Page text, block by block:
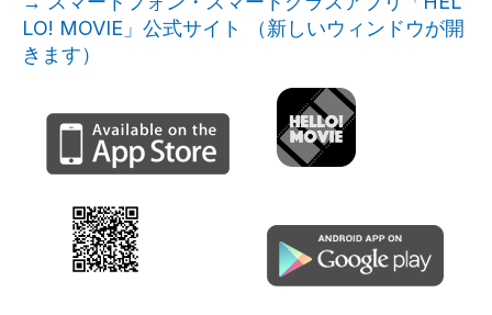
LO! MOVIE」公式サイト （新しいウィンドウが開
きます）